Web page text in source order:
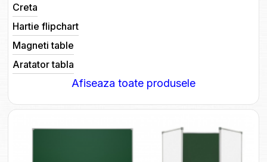
Creta
Hartie flipchart
Magneti table
Aratator tabla
Afiseaza toate produsele